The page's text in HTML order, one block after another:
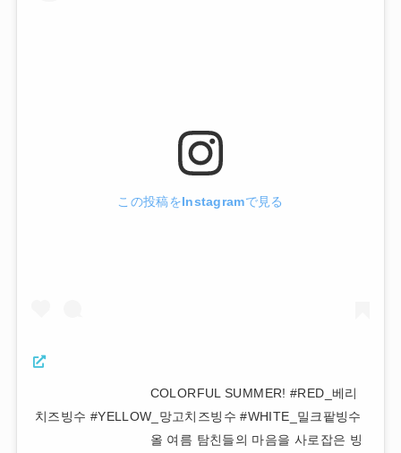
この投稿をInstagramで見る
⠀⠀⠀⠀⠀⠀⠀⠀⠀⠀⠀⠀ COLORFUL SUMMER! #RED_베리
치즈빙수 #YELLOW_망고치즈빙수 #WHITE_밀크팥빙수
⠀⠀⠀⠀⠀⠀⠀⠀⠀⠀⠀⠀ 올 여름 탐친들의 마음을 사로잡은 빙